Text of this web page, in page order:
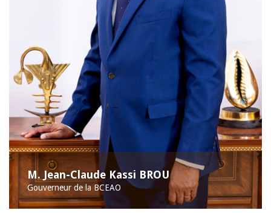
M. Jean-Claude Kassi BROU
Gouverneur de la BCEAO